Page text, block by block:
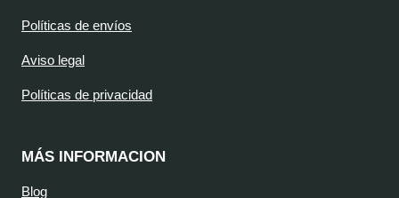
Políticas de envíos
Aviso legal
Políticas de privacidad
MÁS INFORMACION
Blog